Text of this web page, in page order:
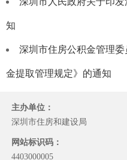
知
深圳市住房公积金管理
金提取管理规定》的通知
主办单位：
深圳市住房和建设局
网站标识码：
4403000005